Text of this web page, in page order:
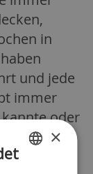
in
und jede
immer
oder
×